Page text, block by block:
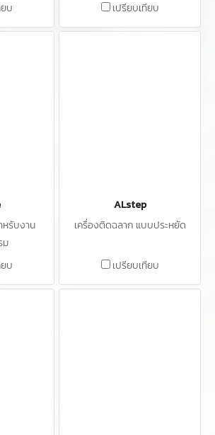
บ
เปรียบเทียบ
หรับงาน
ม
บ
ALstep
เครื่องติดฉลาก แบบประหยัด
เปรียบเทียบ